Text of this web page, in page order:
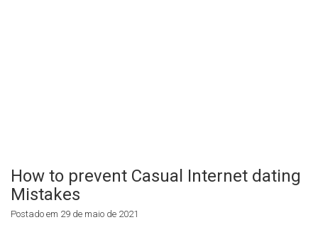
How to prevent Casual Internet dating
Mistakes
Postado em 29 de maio de 2021